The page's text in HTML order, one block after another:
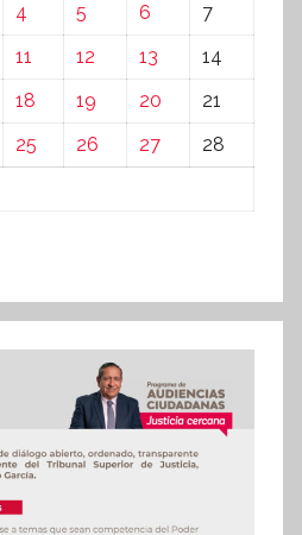
4 5 6
7
11 12 13
14
18 19 20
21
25 26 27
28